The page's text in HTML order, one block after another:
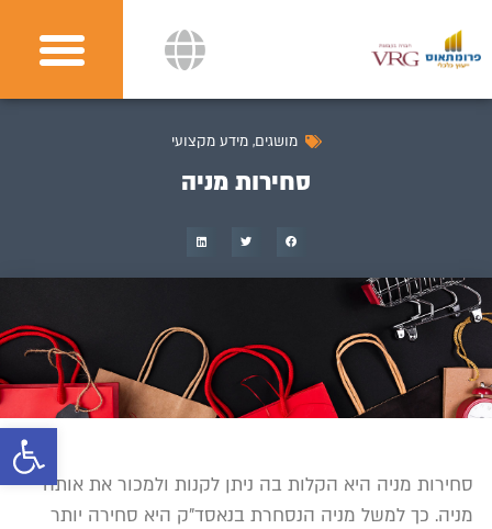
מושגים,מידע מקצועי
סחירות מניה
סחירות מניה היא הקלות בה ניתן לקנות ולמכור את אותה
מניה. כך למשל מניה הנסחרת בנאסד”ק היא סחירה יותר